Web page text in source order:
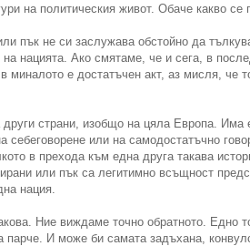
на политическия живот. Обаче какво се
пък не си заслужава обстойно да
нацията. Ако смятаме, че и сега, в
миналото е достатъчен акт, аз мисля, че
страни, изобщо на цяла Европа. Има
или на самодостатъчно
в прехода към една друга такава
или пък са легитимно всъщност
нация.
Ние виждаме точно обратното. Едно
парче. И може би самата задъхана,